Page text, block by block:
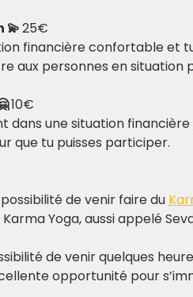
💫 25€
financière confortable et
aux personnes en situation
10€
dans une situation
que tu puisses participer.
de venir faire du
Yoga, aussi appelé
de venir quelques
opportunité pour